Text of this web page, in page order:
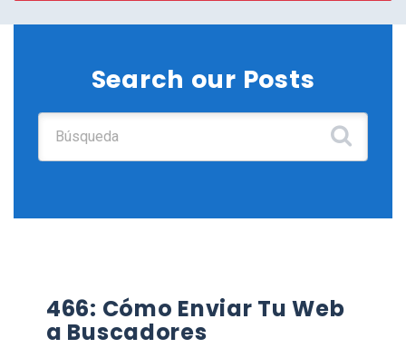
Search our Posts
466: Cómo Enviar Tu Web
a Buscadores